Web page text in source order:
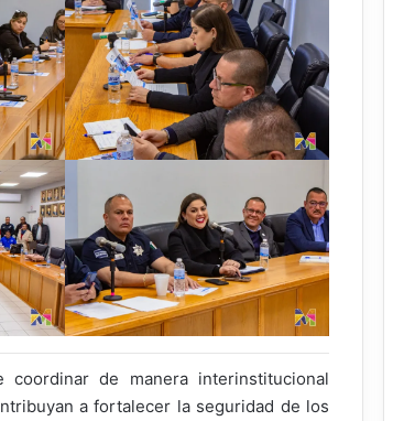
de manera interinstitucional
a fortalecer la seguridad de los